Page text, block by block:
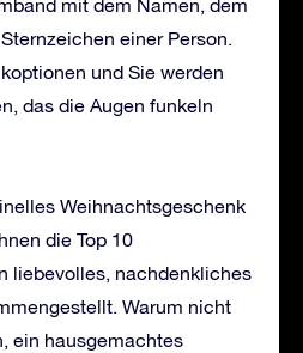
mit dem Namen, dem
einer Person.
und Sie werden
das die Augen funkeln
Weihnachtsgeschenk
die Top 10
liebevolles, nachdenkliches
Warum nicht
ein hausgemachtes